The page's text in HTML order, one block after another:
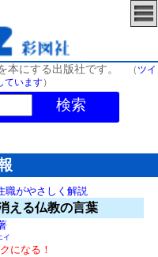
にする出版社です。 （ ツイ
ています）
検索
職がやさしく解説
える仏教の言葉
イ
になる！